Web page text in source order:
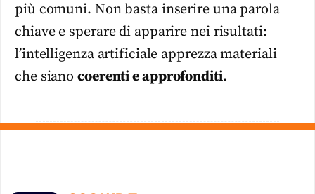
più comuni. Non basta inserire una parola
chiave e sperare di apparire nei risultati:
l’intelligenza artificiale apprezza materiali
che sianocoerenti e approfonditi.